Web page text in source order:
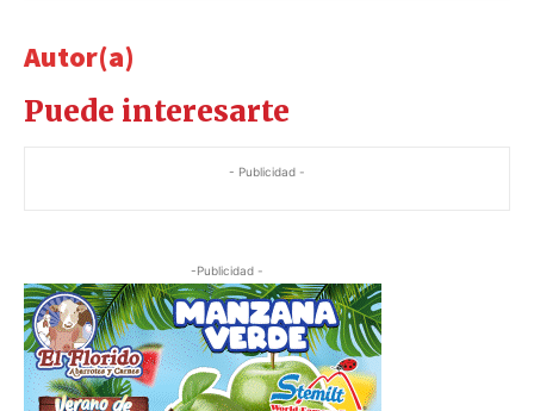
Autor(a)
Puede interesarte
- Publicidad -
-Publicidad -